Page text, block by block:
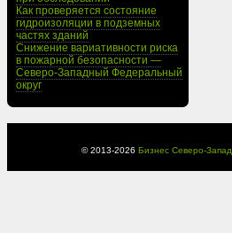
Как проверяется состояние
гидроизоляции в подземных
частях зданий
Снижение вариативности риска
в пожарной безопасности —
Северо-Западный Федеральный
округ
© 2013-2026 Бизнес Северо-Запад